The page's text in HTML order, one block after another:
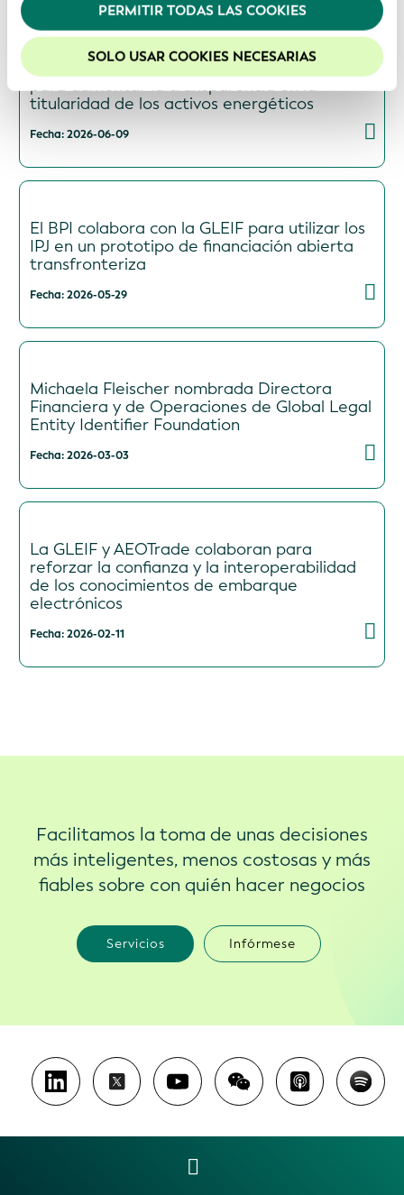
Recomendamos mantener activadas las cookies
para mejorar la experiencia en nuestro sitio web.
PERMITIR TODAS LAS COOKIES
SOLO USAR COOKIES NECESARIAS
La GLEIF y Global Energy Monitor se alían
para aumentar la transparencia en la
titularidad de los activos energéticos
Fecha: 2026-06-09
El BPI colabora con la GLEIF para utilizar los
IPJ en un prototipo de financiación abierta
transfronteriza
Fecha: 2026-05-29
Michaela Fleischer nombrada Directora
Financiera y de Operaciones de Global Legal
Entity Identifier Foundation
Fecha: 2026-03-03
La GLEIF y AEOTrade colaboran para
reforzar la confianza y la interoperabilidad
de los conocimientos de embarque
electrónicos
Fecha: 2026-02-11
Facilitamos la toma de unas decisiones
más inteligentes, menos costosas y más
fiables sobre con quién hacer negocios
Servicios Infórmese